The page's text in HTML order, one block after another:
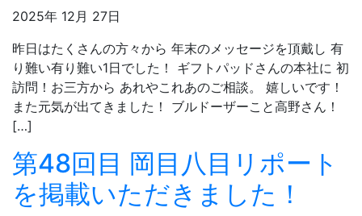
2025年 12月 27日
昨日はたくさんの方々から 年末のメッセージを頂戴し 有
り難い有り難い1日でした！ ギフトパッドさんの本社に 初
訪問！お三方から あれやこれあのご相談。 嬉しいです！
また元気が出てきました！ ブルドーザーこと高野さん！
[…]
第48回目 岡目八目リポート
を掲載いただきました！